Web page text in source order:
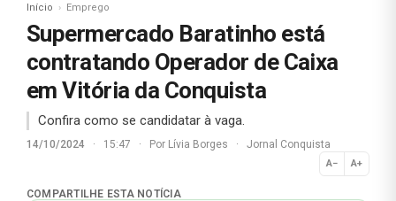
Início Emprego
Supermercado Baratinho está
contratando Operador de Caixa
em Vitória da Conquista
Confira como se candidatar à vaga.
14/10/2024 · 15:47 · Por Lívia Borges · Jornal Conquista
A− A+
Normal
COMPARTILHE ESTA NOTÍCIA